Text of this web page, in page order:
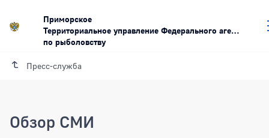
Приморское
Территориальное управление Федерального агентства
по рыболовству
Пресс-служба
Обзор СМИ